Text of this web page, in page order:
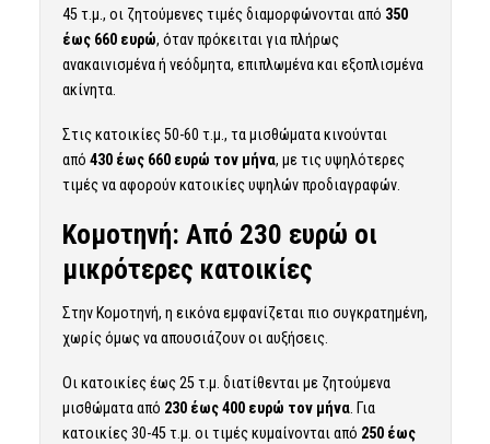
45 τ.μ., οι ζητούμενες τιμές διαμορφώνονται από 350
έως 660 ευρώ, όταν πρόκειται για πλήρως
ανακαινισμένα ή νεόδμητα, επιπλωμένα και εξοπλισμένα
ακίνητα.
Στις κατοικίες 50-60 τ.μ., τα μισθώματα κινούνται
από 430 έως 660 ευρώ τον μήνα, με τις υψηλότερες
τιμές να αφορούν κατοικίες υψηλών προδιαγραφών.
Κομοτηνή: Από 230 ευρώ οι
μικρότερες κατοικίες
Στην Κομοτηνή, η εικόνα εμφανίζεται πιο συγκρατημένη,
χωρίς όμως να απουσιάζουν οι αυξήσεις.
Οι κατοικίες έως 25 τ.μ. διατίθενται με ζητούμενα
μισθώματα από 230 έως 400 ευρώ τον μήνα. Για
κατοικίες 30-45 τ.μ. οι τιμές κυμαίνονται από 250 έως